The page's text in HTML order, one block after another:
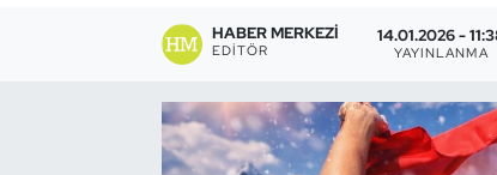
HABER MERKEZI
EDITÖR
14.01.2026 -
YAYINLANMA
Buz Hokeyi
Buz Pateni